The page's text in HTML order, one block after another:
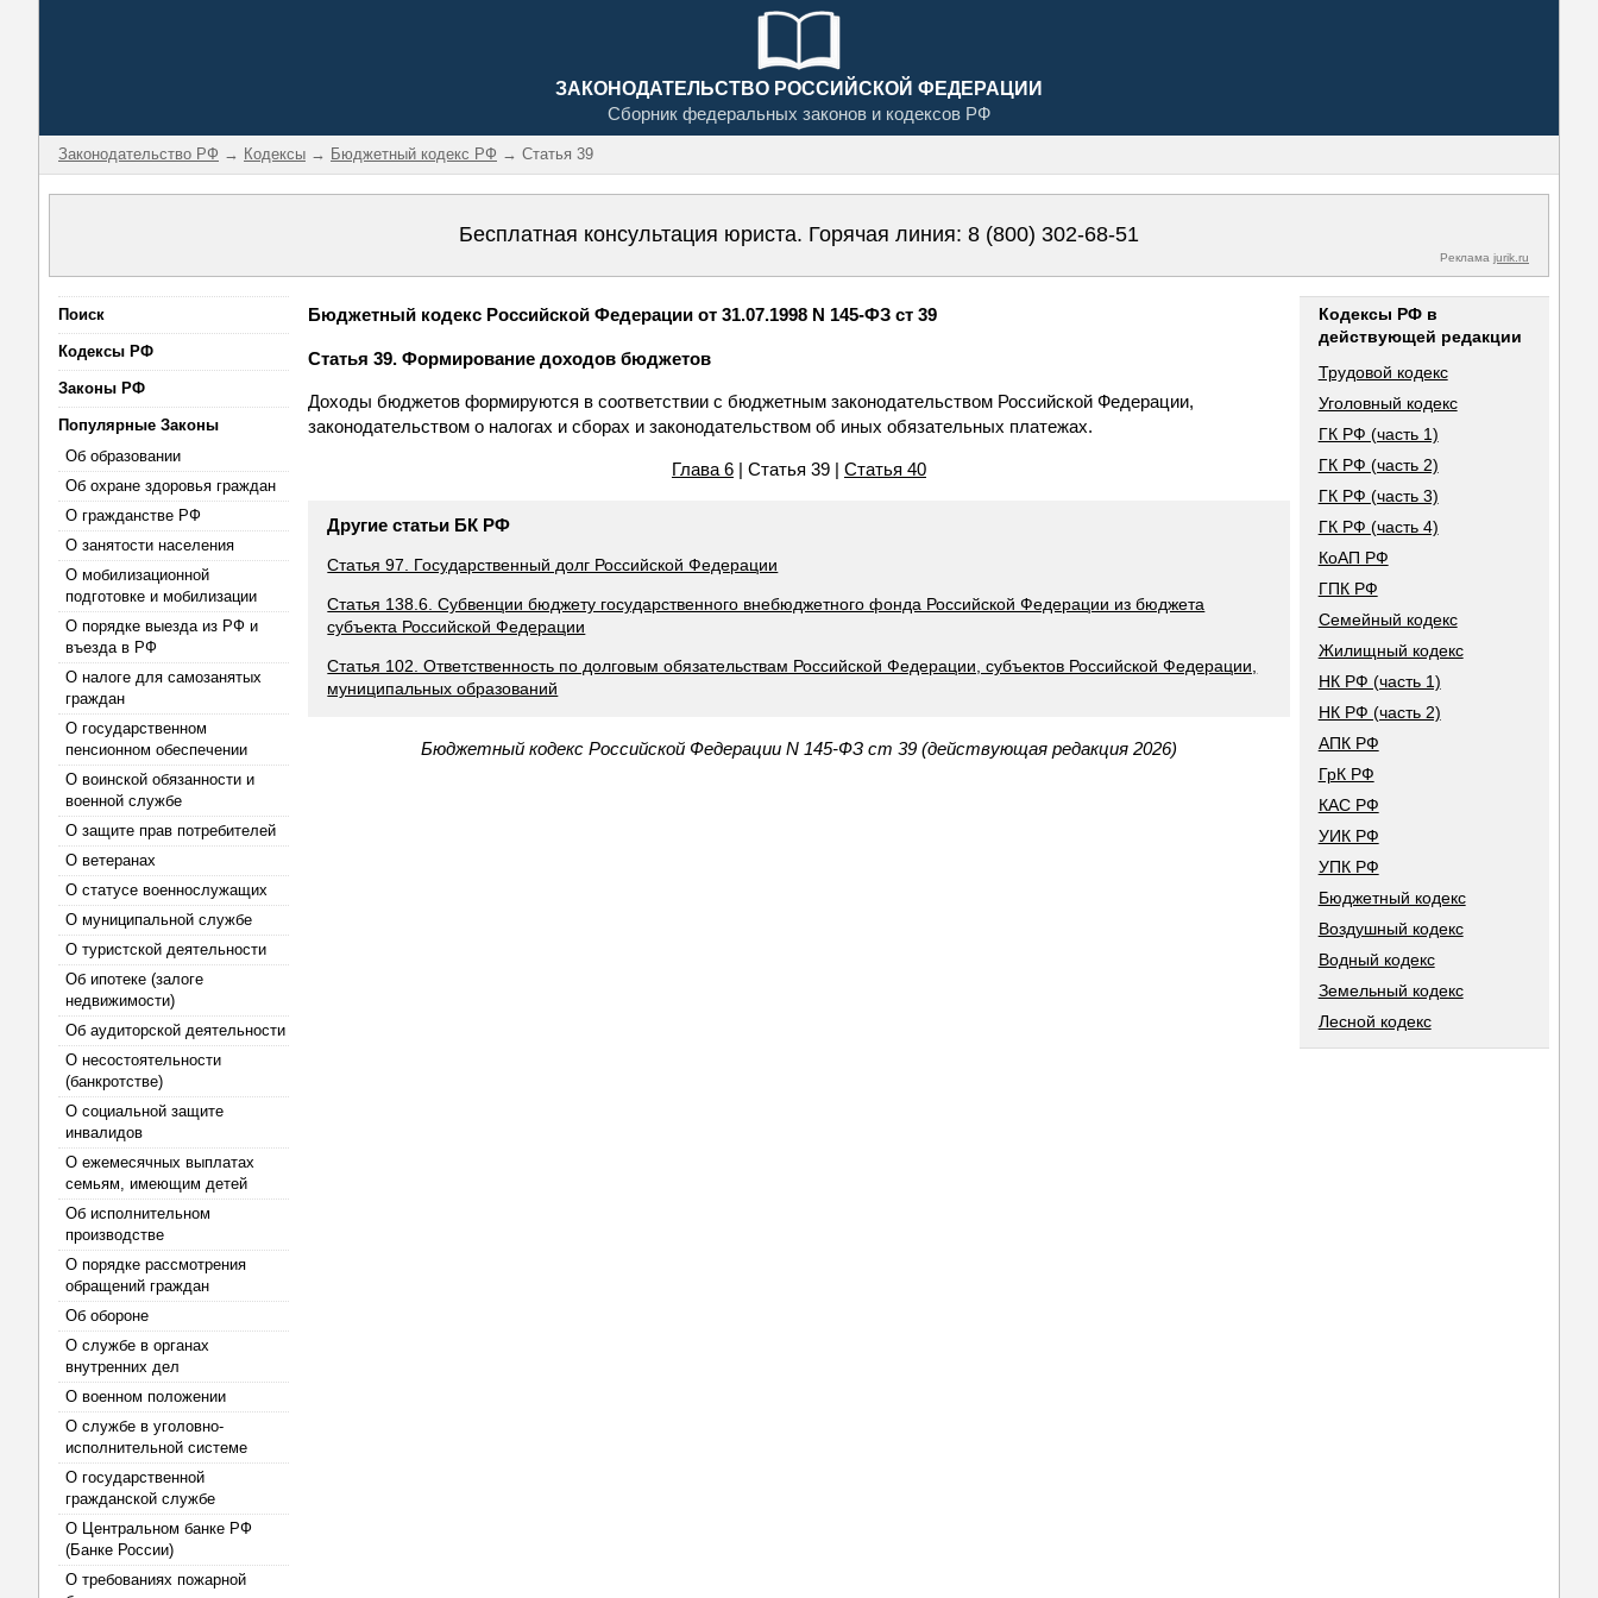
ЗАКОНОДАТЕЛЬСТВО РОССИЙСКОЙ ФЕДЕРАЦИИ
Сборник федеральных законов и кодексов РФ
Законодательство РФ → Кодексы → Бюджетный кодекс РФ → Статья 39
Бесплатная консультация юриста. Горячая линия: 8 (800) 302-68-51
Реклама jurik.ru
Поиск
Кодексы РФ
Законы РФ
Популярные Законы
Об образовании
Об охране здоровья граждан
О гражданстве РФ
О занятости населения
О мобилизационной
подготовке и мобилизации
О порядке выезда из РФ и
въезда в РФ
О налоге для самозанятых
граждан
О государственном
пенсионном обеспечении
О воинской обязанности и
военной службе
О защите прав потребителей
О ветеранах
О статусе военнослужащих
О муниципальной службе
О туристской деятельности
Об ипотеке (залоге
недвижимости)
Об аудиторской деятельности
О несостоятельности
(банкротстве)
О социальной защите
инвалидов
О ежемесячных выплатах
семьям, имеющим детей
Об исполнительном
производстве
О порядке рассмотрения
обращений граждан
Об обороне
О службе в органах
внутренних дел
О военном положении
О службе в уголовно-
исполнительной системе
О государственной
гражданской службе
О Центральном банке РФ
(Банке России)
О требованиях пожарной
Бюджетный кодекс Российской Федерации от 31.07.1998 N 145-ФЗ ст 39
Статья 39. Формирование доходов бюджетов
Доходы бюджетов формируются в соответствии с бюджетным законодательством Российской Федерации,
законодательством о налогах и сборах и законодательством об иных обязательных платежах.
Глава 6| Статья 39 | Статья 40
Другие статьи БК РФ
Статья 97. Государственный долг Российской Федерации
Статья 138.6. Субвенции бюджету государственного внебюджетного фонда Российской Федерации из бюджета
субъекта Российской Федерации
Статья 102. Ответственность по долговым обязательствам Российской Федерации, субъектов Российской Федерации,
муниципальных образований
Бюджетный кодекс Российской Федерации N 145-ФЗ ст 39 (действующая редакция 2026)
Кодексы РФ в
действующей редакции
Трудовой кодекс
Уголовный кодекс
ГК РФ (часть 1)
ГК РФ (часть 2)
ГК РФ (часть 3)
ГК РФ (часть 4)
КоАП РФ
ГПК РФ
Семейный кодекс
Жилищный кодекс
НК РФ (часть 1)
НК РФ (часть 2)
АПК РФ
ГрК РФ
КАС РФ
УИК РФ
УПК РФ
Бюджетный кодекс
Воздушный кодекс
Водный кодекс
Земельный кодекс
Лесной кодекс